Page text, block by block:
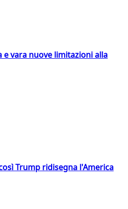
vara nuove limitazioni alla
Trump ridisegna l'America